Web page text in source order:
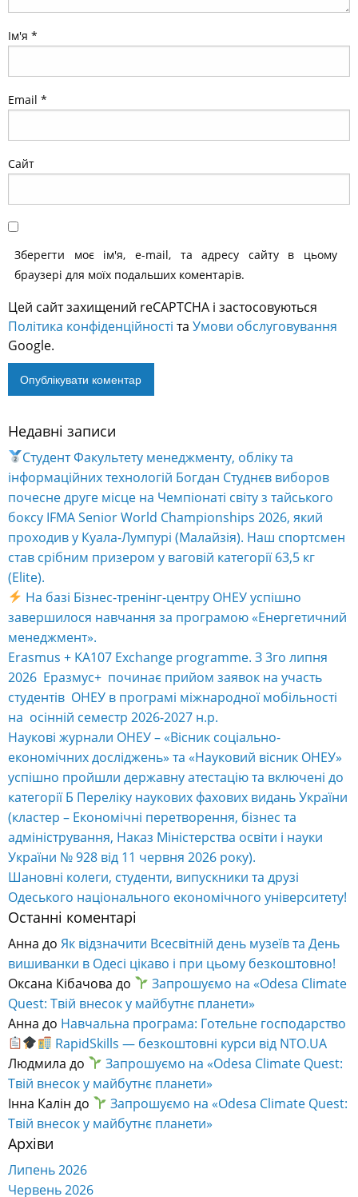
Ім'я *
Email *
Сайт
Зберегти моє ім'я, e-mail, та адресу сайту в цьому
браузері для моїх подальших коментарів.
Цей сайт захищений reCAPTCHA і застосовуються
Політика конфіденційності та Умови обслуговування
Google.
Alternative:
Недавні записи
Студент Факультету менеджменту, обліку та
інформаційних технологій Богдан Студнєв виборов
почесне друге місце на Чемпіонаті світу з тайського
боксу IFMA Senior World Championships 2026, який
проходив у Куала-Лумпурі (Малайзія). Наш спортсмен
став срібним призером у ваговій категорії 63,5 кг
(Elite).
На базі Бізнес-тренінг-центру ОНЕУ успішно
завершилося навчання за програмою «Енергетичний
менеджмент».
Erasmus + KA107 Exchange programme. З 3го липня
2026 Еразмус+ починає прийом заявок на участь
студентів ОНЕУ в програмі міжнародної мобільності
на осінній семестр 2026-2027 н.р.
Наукові журнали ОНЕУ – «Вісник соціально-
економічних досліджень» та «Науковий вісник ОНЕУ»
успішно пройшли державну атестацію та включені до
категорії Б Переліку наукових фахових видань України
(кластер – Економічні перетворення, бізнес та
адміністрування, Наказ Міністерства освіти і науки
України № 928 від 11 червня 2026 року).
Шановні колеги, студенти, випускники та друзі
Одеського національного економічного університету!
Останні коментарі
Анна до Як відзначити Всесвітній день музеїв та День
вишиванки в Одесі цікаво і при цьому безкоштовно!
Оксана Кібачова до
Запрошуємо на «Odesa Climate
Quest: Твій внесок у майбутнє планети»
Анна до Навчальна програма: Готельне господарство
RapidSkills — безкоштовні курси від NTO.UA
Людмила до
Запрошуємо на «Odesa Climate Quest:
Твій внесок у майбутнє планети»
Інна Калін до
Запрошуємо на «Odesa Climate Quest:
Твій внесок у майбутнє планети»
Архіви
Липень 2026
Червень 2026